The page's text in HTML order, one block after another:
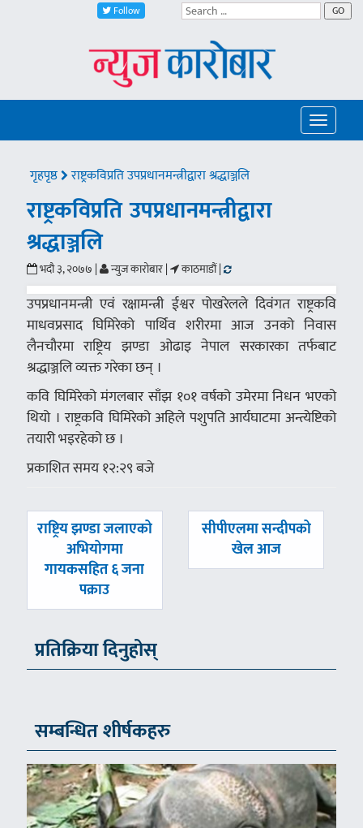
Follow GO
Toggle
गृहपृष्ठ राष्ट्रकविप्रति उपप्रधानमन्त्रीद्वारा श्रद्धाञ्जलि
राष्ट्रकविप्रति उपप्रधानमन्त्रीद्वारा
श्रद्धाञ्जलि
भदौ ३, २०७७ | न्युज कारोबार | काठमाडौं |
उपप्रधानमन्त्री एवं रक्षामन्त्री ईश्वर पोखरेलले दिवंगत राष्ट्रकवि
माधवप्रसाद घिमिरेको पार्थिव शरीरमा आज उनको निवास
लैनचौरमा राष्ट्रिय झण्डा ओढाइ नेपाल सरकारका तर्फबाट
श्रद्धाञ्जलि व्यक्त गरेका छन् ।
कवि घिमिरेको मंगलबार साँझ १०१ वर्षको उमेरमा निधन भएको
थियो । राष्ट्रकवि घिमिरेको अहिले पशुपति आर्यघाटमा अन्त्येष्टिको
तयारी भइरहेको छ ।
प्रकाशित समय १२:२९ बजे
पछिल्लाे
राष्ट्रिय झण्डा जलाएको
अभियोगमा
गायकसहित ६ जना
पक्राउ
अघिल्लाे
सीपीएलमा सन्दीपको
खेल आज
प्रतिक्रिया दिनुहोस्
सम्बन्धित शीर्षकहरु